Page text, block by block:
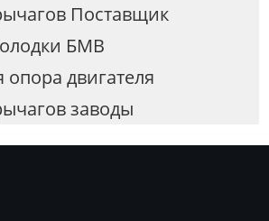
Поставщик
БМВ
опора двигателя
заводы